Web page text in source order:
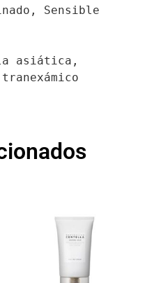
Sensible
asiática,